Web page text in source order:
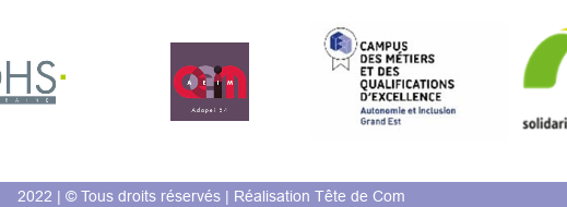
2022 | © Tous droits réservés | Réalisation Tête de Com